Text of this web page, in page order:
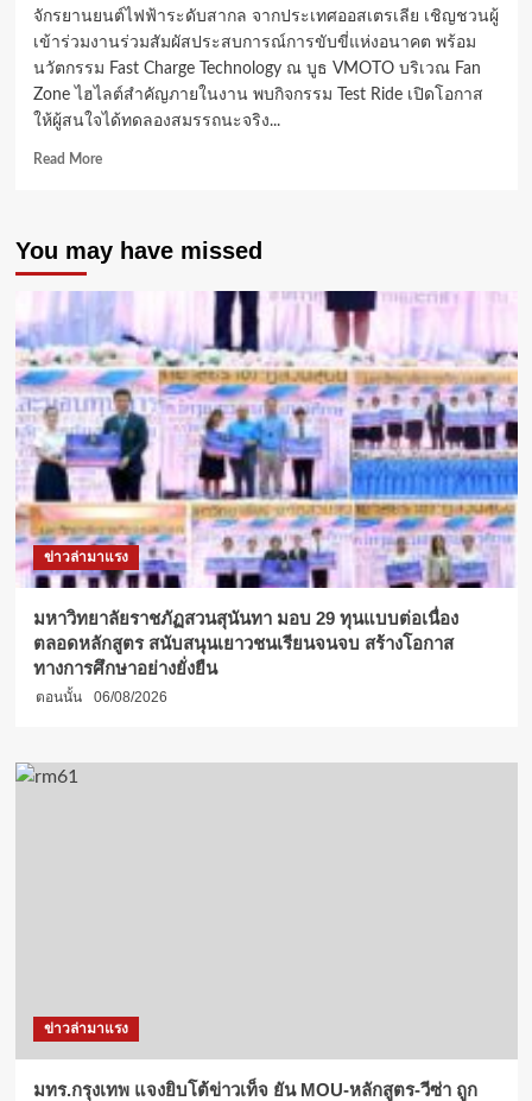
จักรยานยนต์ไฟฟ้าระดับสากล จากประเทศออสเตรเลีย เชิญชวนผู้
เข้าร่วมงานร่วมสัมผัสประสบการณ์การขับขี่แห่งอนาคต พร้อม
นวัตกรรม Fast Charge Technology ณ บูธ VMOTO บริเวณ Fan
Zone ไฮไลต์สำคัญภายในงาน พบกิจกรรม Test Ride เปิดโอกาส
ให้ผู้สนใจได้ทดลองสมรรถนะจริง...
Read MoreRead
X
TORA
ENERGY
สัมผัส
ประสบการณ์
การ
ขับขี่
เหนือ
ระดับ
กับ
แบรนด์
ระดับ
โลก
พร้อม
เทคโนโลยี
Fast
Charge
ใน
งาน
Moto
ณ
You may have missed
ข่าวล่ามาแรง
มหาวิทยาลัยราชภัฏสวนสุนันทา มอบ 29 ทุนแบบต่อเนื่อง
ตลอดหลักสูตร สนับสนุนเยาวชนเรียนจนจบ สร้างโอกาส
ทางการศึกษาอย่างยั่งยืน
ตอนนั้น 06/08/2026
ข่าวล่ามาแรง
มทร.กรุงเทพ แจงยิบโต้ข่าวเท็จ ยัน MOU-หลักสูตร-วีซ่า ถูก